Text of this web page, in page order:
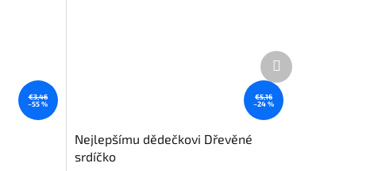
€3,46
–55 %
€5,16
–24 %
Nejlepšímu dědečkovi Dřevěné
srdíčko
Ďalší
produkt